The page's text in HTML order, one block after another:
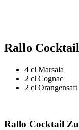
Rallo
4 cl Marsala
2 cl Cognac
2 cl Orangensaft
Rallo Cocktail